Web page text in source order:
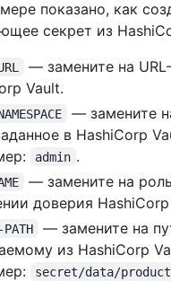
показано, как
секрет из
— замените на
Vault.
— замените
в HashiCorp
admin .
— замените на
доверия HashiCorp
PATH
— замените на
из HashiCorp
secret/data/